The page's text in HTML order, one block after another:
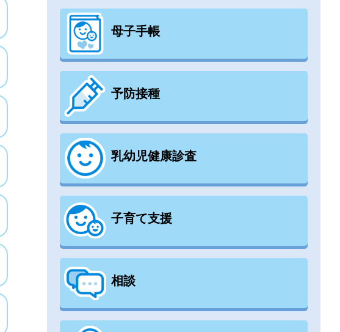
母子手帳
予防接種
乳幼児健康診査
子育て支援
相談